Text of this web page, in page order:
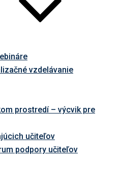
vzdelávanie
prostredí – výcvik pre
učiteľov
podpory učiteľov